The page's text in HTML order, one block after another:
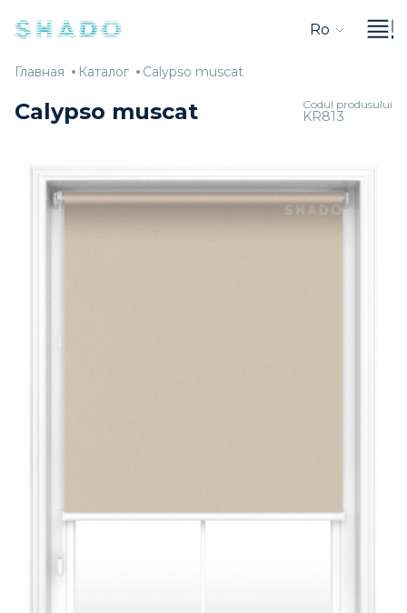
Ro
Главная Главная
КаталогКаталог
Calypso
Calypso muscat
Calypso muscat Codul produsului
KR813